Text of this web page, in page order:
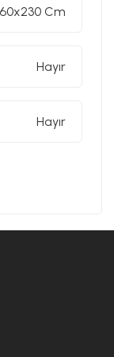
Makinede
renklerin
Cm
Hayır
Hayır